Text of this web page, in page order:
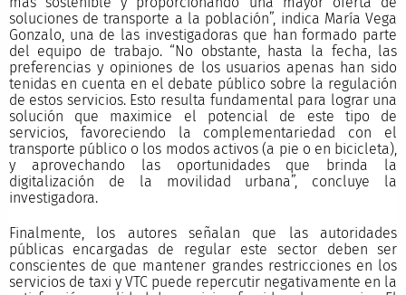
soluciones de transporte a la población”, indica María Vega
Gonzalo, una de las investigadoras que han formado parte
del equipo de trabajo. “No obstante, hasta la fecha, las
preferencias y opiniones de los usuarios apenas han sido
tenidas en cuenta en el debate público sobre la regulación
de estos servicios. Esto resulta fundamental para lograr una
solución que maximice el potencial de este tipo de
servicios, favoreciendo la complementariedad con el
transporte público o los modos activos (a pie o en bicicleta),
y aprovechando las oportunidades que brinda la
digitalización de la movilidad urbana”, concluye la
investigadora.
Finalmente, los autores señalan que las autoridades
públicas encargadas de regular este sector deben ser
conscientes de que mantener grandes restricciones en los
servicios de taxi y VTC puede repercutir negativamente en la